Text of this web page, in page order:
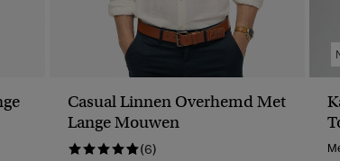
Casual Linnen Overhemd Met
Lange Mouwen
(6)